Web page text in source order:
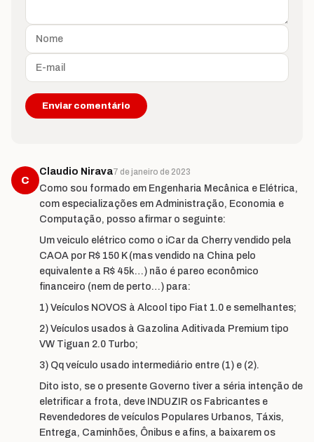
C
Claudio Nirava7 de janeiro de 2023
Como sou formado em Engenharia Mecânica e Elétrica,
com especializações em Administração, Economia e
Computação, posso afirmar o seguinte:
Um veiculo elétrico como o iCar da Cherry vendido pela
CAOA por R$ 150 K (mas vendido na China pelo
equivalente a R$ 45k…) não é pareo econômico
financeiro (nem de perto…) para:
1) Veículos NOVOS à Alcool tipo Fiat 1.0 e semelhantes;
2) Veículos usados à Gazolina Aditivada Premium tipo
VW Tiguan 2.0 Turbo;
3) Qq veículo usado intermediário entre (1) e (2).
Dito isto, se o presente Governo tiver a séria intenção de
eletrificar a frota, deve INDUZIR os Fabricantes e
Revendedores de veículos Populares Urbanos, Táxis,
Entrega, Caminhões, Ônibus e afins, a baixarem os